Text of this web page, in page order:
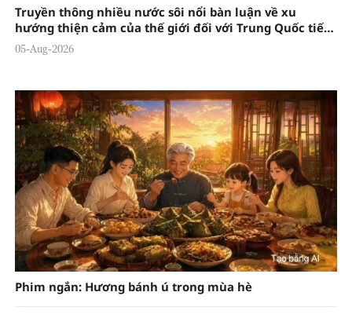
Truyền thông nhiều nước sôi nổi bàn luận về xu
hướng thiện cảm của thế giới đối với Trung Quốc tiếp
tục gia tăng
05-Aug-2026
Phim ngắn: Hương bánh ú trong mùa hè